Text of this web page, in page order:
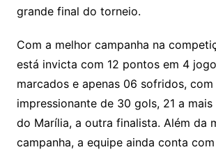
grande final do torneio.
Com a melhor campanha na
está invicta com 12 pontos em 4
marcados e apenas 06 sofridos, com
impressionante de 30 gols, 21 a
do Marília, a outra finalista. Além da
campanha, a equipe ainda conta